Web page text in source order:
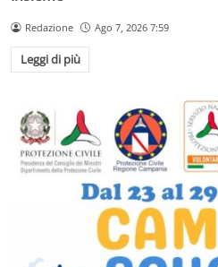
Redazione Ago 7, 2026 7:59
Leggi di più